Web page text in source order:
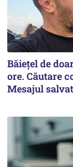
Băiețel de
ore. Căutare
Mesajul